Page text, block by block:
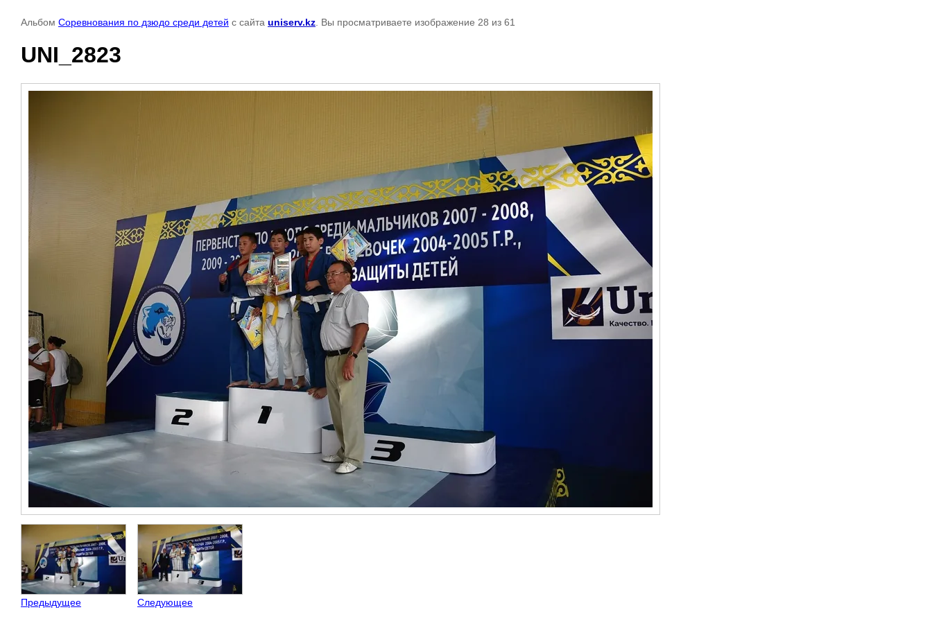
Альбом Соревнования по дзюдо среди детей с сайта uniserv.kz . Вы просматриваете изображение 28 из 61
UNI_2823
Предыдущее Следующее